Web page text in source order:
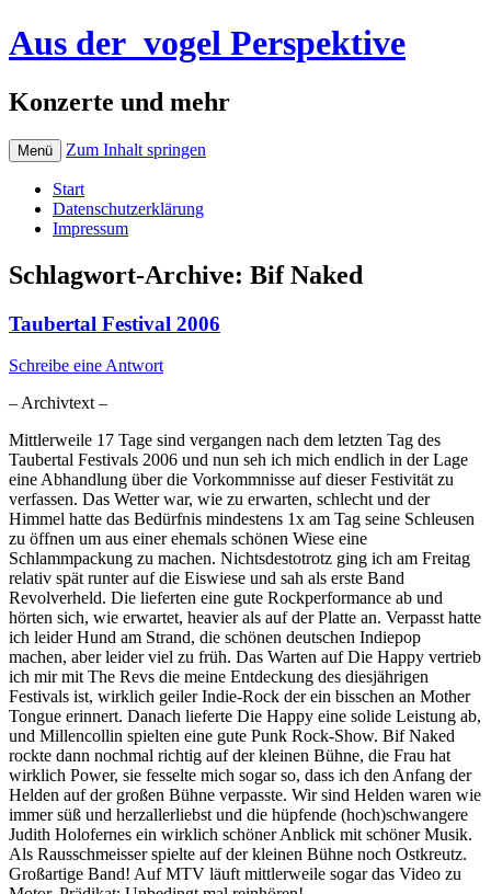
Aus der_vogel Perspektive
Konzerte und mehr
Menü Zum Inhalt springen
Start
Datenschutzerklärung
Impressum
Schlagwort-Archive: Bif Naked
Taubertal Festival 2006
Schreibe eine Antwort
– Archivtext –
Mittlerweile 17 Tage sind vergangen nach dem letzten Tag des
Taubertal Festivals 2006 und nun seh ich mich endlich in der Lage
eine Abhandlung über die Vorkommnisse auf dieser Festivität zu
verfassen. Das Wetter war, wie zu erwarten, schlecht und der
Himmel hatte das Bedürfnis mindestens 1x am Tag seine Schleusen
zu öffnen um aus einer ehemals schönen Wiese eine
Schlammpackung zu machen. Nichtsdestotrotz ging ich am Freitag
relativ spät runter auf die Eiswiese und sah als erste Band
Revolverheld. Die lieferten eine gute Rockperformance ab und
hörten sich, wie erwartet, heavier als auf der Platte an. Verpasst hatte
ich leider Hund am Strand, die schönen deutschen Indiepop
machen, aber leider viel zu früh. Das Warten auf Die Happy vertrieb
ich mir mit The Revs die meine Entdeckung des diesjährigen
Festivals ist, wirklich geiler Indie-Rock der ein bisschen an Mother
Tongue erinnert. Danach lieferte Die Happy eine solide Leistung ab,
und Millencollin spielten eine gute Punk Rock-Show. Bif Naked
rockte dann nochmal richtig auf der kleinen Bühne, die Frau hat
wirklich Power, sie fesselte mich sogar so, dass ich den Anfang der
Helden auf der großen Bühne verpasste. Wir sind Helden waren wie
immer süß und herzallerliebst und die hüpfende (hoch)schwangere
Judith Holofernes ein wirklich schöner Anblick mit schöner Musik.
Als Rausschmeisser spielte auf der kleinen Bühne noch Ostkreutz.
Großartige Band! Auf MTV läuft mittlerweile sogar das Video zu